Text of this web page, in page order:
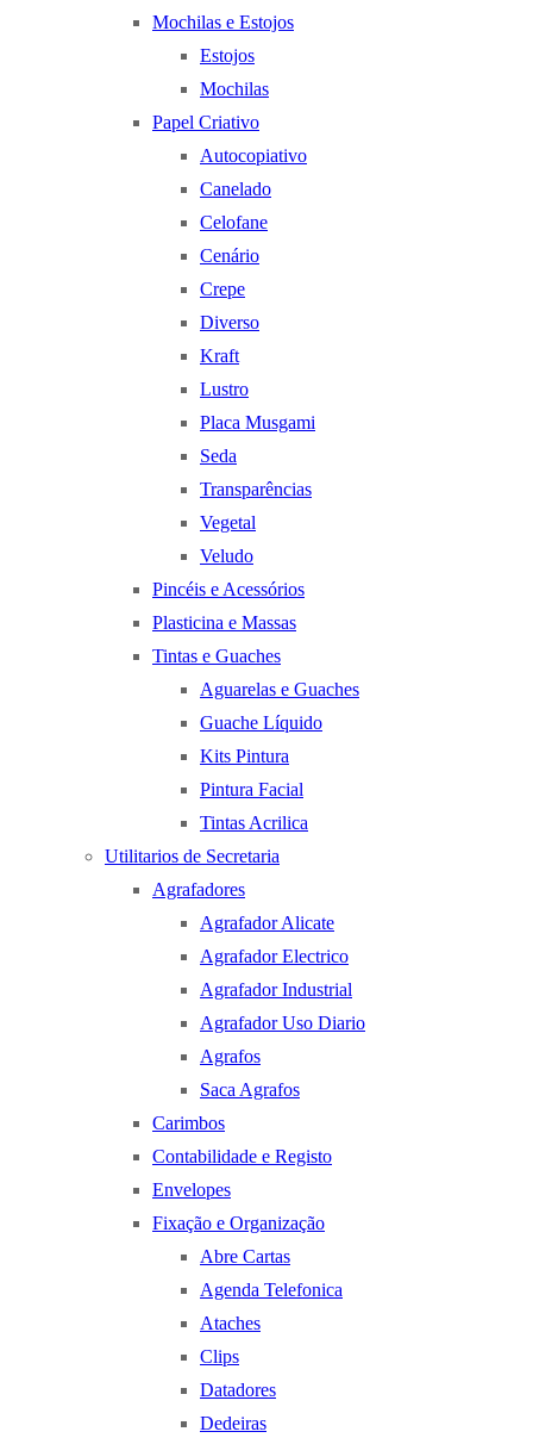
Mochilas e Estojos
Estojos
Mochilas
Papel Criativo
Autocopiativo
Canelado
Celofane
Cenário
Crepe
Diverso
Kraft
Lustro
Placa Musgami
Seda
Transparências
Vegetal
Veludo
Pincéis e Acessórios
Plasticina e Massas
Tintas e Guaches
Aguarelas e Guaches
Guache Líquido
Kits Pintura
Pintura Facial
Tintas Acrilica
Utilitarios de Secretaria
Agrafadores
Agrafador Alicate
Agrafador Electrico
Agrafador Industrial
Agrafador Uso Diario
Agrafos
Saca Agrafos
Carimbos
Contabilidade e Registo
Envelopes
Fixação e Organização
Abre Cartas
Agenda Telefonica
Ataches
Clips
Datadores
Dedeiras